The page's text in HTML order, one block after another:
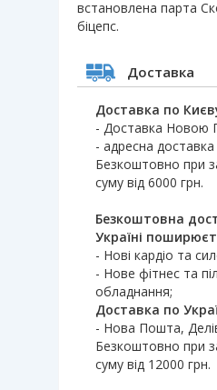
встановлена ​​парта
біцепс.
Доставка
Доставка по
- Доставка Новою
- адресна
Безкоштовно при
суму від 6000 грн.
Безкоштовна
Україні
- Нові кардіо та
- Нове фітнес та
обладнання;
Доставка по
- Нова Пошта,
Безкоштовно при
суму від 12000 грн.